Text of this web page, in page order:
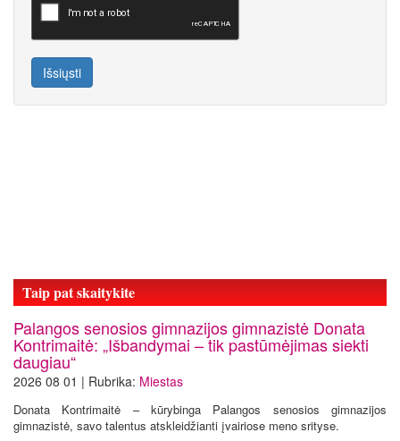
Išsiųsti
Taip pat skaitykite
Palangos senosios gimnazijos gimnazistė Donata
Kontrimaitė: „Išbandymai – tik pastūmėjimas siekti
daugiau“
2026 08 01 | Rubrika: Miestas
Donata Kontrimaitė – kūrybinga Palangos senosios gimnazijos
gimnazistė, savo talentus atskleidžianti įvairiose meno srityse.